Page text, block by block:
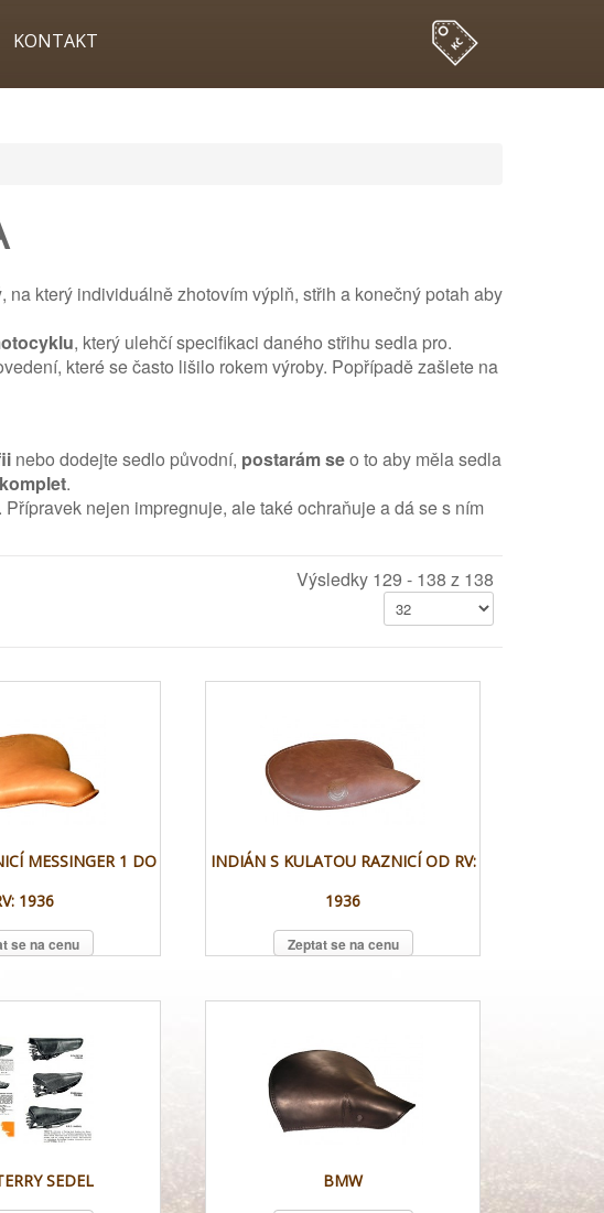
KONTAKT
, na který individuálně zhotovím výplň, střih a konečný potah aby
, který ulehčí specifikaci daného střihu sedla pro.
které se často lišilo rokem výroby. Popřípadě zašlete na
nebo dodejte sedlo původní, postarám seo to aby měla sedla
.
Přípravek nejen impregnuje, ale také ochraňuje a dá se s ním
Výsledky 129 - 138 z 138
MESSINGER 1 DO
1936
se na cenu
INDIÁN S KULATOU RAZNICÍ OD RV:
1936
Zeptat se na cenu
SEDEL BMW